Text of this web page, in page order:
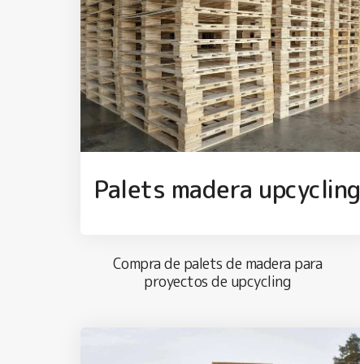
Palets madera upcycling
Compra de palets de madera para
proyectos de upcycling